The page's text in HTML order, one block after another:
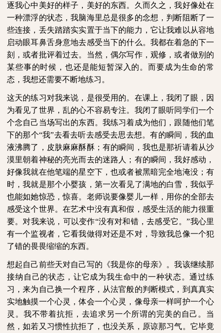
逐我心中美好的样子，美好的东西。久而久之，我好像处在
一种漂浮的状态，我脑海里总是很多的念想，判断阻断了一
些连接，丢失踏踏实实置于当下的能力，它让我难以从容地
启动眼耳鼻舌身意地去感受当下的什么。我都在着急的下一
刻，或者批评着过去。当然，偶尔写作，观修，或者做别的
某些事的时候，也还是能短暂深入的。而要成为生命的常
态，我想还需要不断地练习。
这天的练习对我来说，是很受用的。在课上，我闭了眼，因
为看见了世界，乱的心不容易专注。我闭了眼听同学们一个
个念自己当场写出的东西。我练习着成为他们，跟随他们笔
下的那个“我”去看去听去感受去思去想。有的瞬间，我的血
液沸腾了，皮肤麻麻酥酥；有的瞬间，我也是那祈请着从沙
漠里朝着神秘的亮光而去的迷路人；有的瞬间，我好感动，
好像我就在他笔端的星空下，也或者被黑暗完全地淹没；有
时，我就是那个小婴孩，第一次看见了满地的白雪，我似乎
也能如她惊恐，惊喜。老师说要像婴儿一样，用你的全部去
感受这个世界。在艺术中没有真和假，感受生活的能力很重
要。对我来说，可以变作“没有对和错，去感受它。”我心里
有一个监视者，它看我做得对还是不对，导致我总像一个犯
了错的畏畏缩缩的东西。
想起自己前些天对自己写的《我是你的母亲》。我该继续那
接纳自己的状态，让它成为我生命中的一种状态。通过练
习，来为自己换一个程序，从法官般的判断模式，到真真实
实地触摸一个心灵，体会一个心灵，像母亲一样呵护一个心
灵。我不带着抗拒，去追求另一个所谓的完美的自己。当
然，如若又习惯性抗拒了，也没关系，原谅那习气。它毕竟